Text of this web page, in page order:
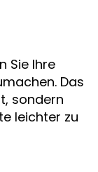
Sie Ihre
Das
sondern
leichter zu